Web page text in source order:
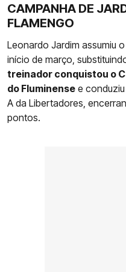
CAMPANHA DE
FLAMENGO
Leonardo Jardim assumiu
início de março,
treinador conquistou o
do Fluminense e
A da Libertadores,
pontos.